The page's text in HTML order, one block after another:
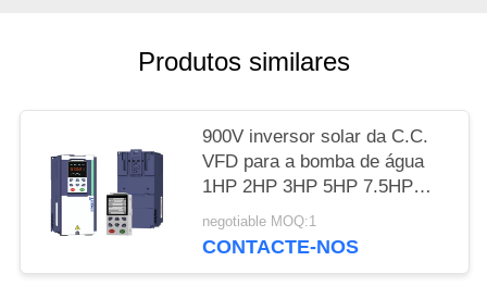
PRIVACIDADEProdutos similares
900V inversor solar da C.C.
VFD para a bomba de água
1HP 2HP 3HP 5HP 7.5HP
10HP
negotiable MOQ:1
CONTACTE-NOS